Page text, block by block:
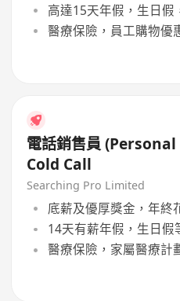
高達15天年假，生日假
醫療保險，員工購物優
電話銷售員 (Personal Loan) 不需
Cold Call
Searching Pro Limited
底薪及優厚獎金，年終
14天有薪年假，生日假
醫療保險，家屬醫療計